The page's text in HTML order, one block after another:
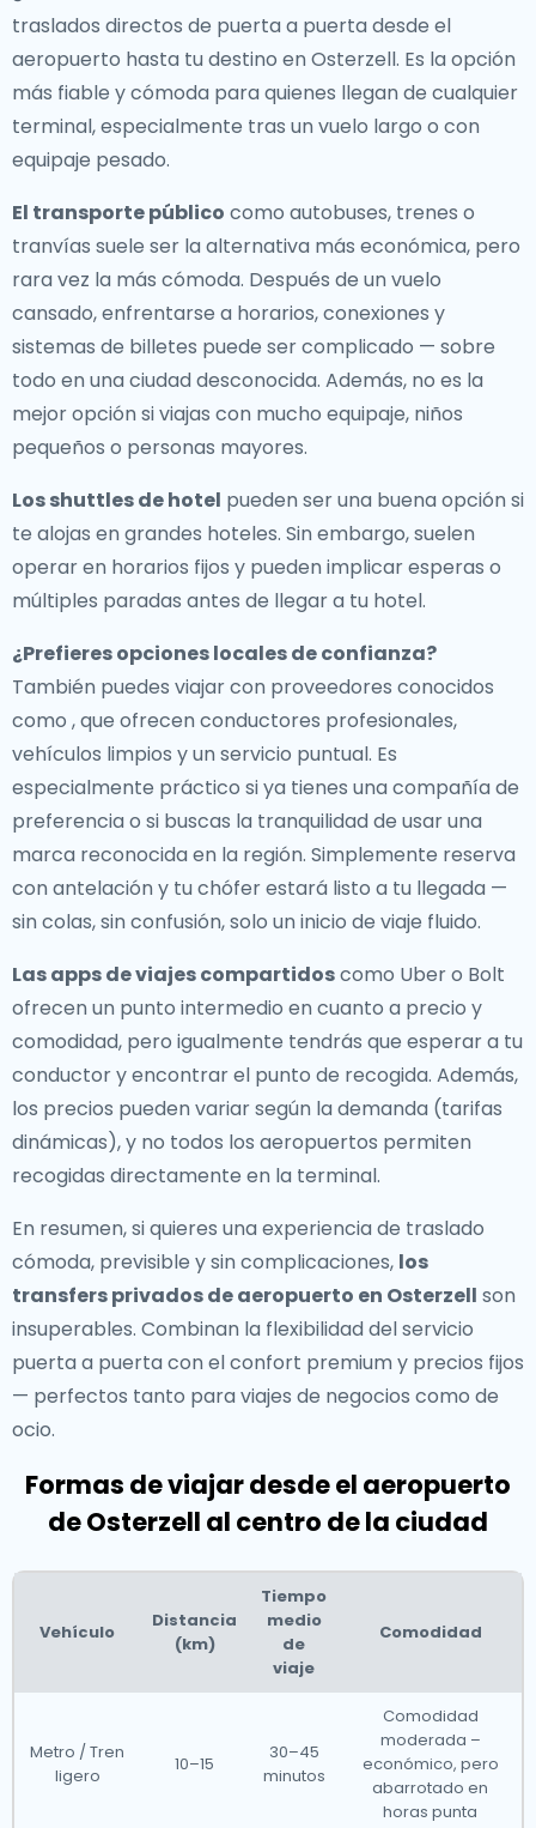
traslados directos de puerta a puerta desde el
aeropuerto hasta tu destino en Osterzell. Es la opción
más fiable y cómoda para quienes llegan de cualquier
terminal, especialmente tras un vuelo largo o con
equipaje pesado.
El transporte público como autobuses, trenes o
tranvías suele ser la alternativa más económica, pero
rara vez la más cómoda. Después de un vuelo
cansado, enfrentarse a horarios, conexiones y
sistemas de billetes puede ser complicado — sobre
todo en una ciudad desconocida. Además, no es la
mejor opción si viajas con mucho equipaje, niños
pequeños o personas mayores.
Los shuttles de hotel pueden ser una buena opción si
te alojas en grandes hoteles. Sin embargo, suelen
operar en horarios fijos y pueden implicar esperas o
múltiples paradas antes de llegar a tu hotel.
¿Prefieres opciones locales de confianza?
También puedes viajar con proveedores conocidos
como , que ofrecen conductores profesionales,
vehículos limpios y un servicio puntual. Es
especialmente práctico si ya tienes una compañía de
preferencia o si buscas la tranquilidad de usar una
marca reconocida en la región. Simplemente reserva
con antelación y tu chófer estará listo a tu llegada —
sin colas, sin confusión, solo un inicio de viaje fluido.
Las apps de viajes compartidoscomo Uber o Bolt
ofrecen un punto intermedio en cuanto a precio y
comodidad, pero igualmente tendrás que esperar a tu
conductor y encontrar el punto de recogida. Además,
los precios pueden variar según la demanda (tarifas
dinámicas), y no todos los aeropuertos permiten
recogidas directamente en la terminal.
En resumen, si quieres una experiencia de traslado
cómoda, previsible y sin complicaciones, los
transfers privados de aeropuerto en Osterzell son
insuperables. Combinan la flexibilidad del servicio
puerta a puerta con el confort premium y precios fijos
— perfectos tanto para viajes de negocios como de
ocio.
Formas de viajar desde el aeropuerto
de Osterzell al centro de la ciudad
Vehículo
Distancia
(km)
Tiempo
medio
de
viaje
Comodidad
Metro / Tren
ligero
10–15
30–45
minutos
Comodidad
moderada –
económico, pero
abarrotado en
horas punta